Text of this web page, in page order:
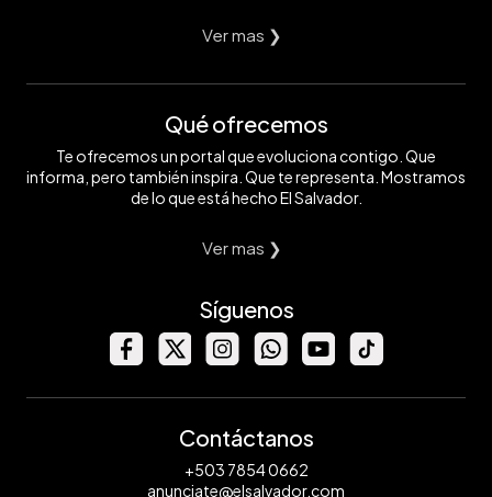
Ver mas ❯
Qué ofrecemos
Te ofrecemos un portal que evoluciona contigo. Que
informa, pero también inspira. Que te representa. Mostramos
de lo que está hecho El Salvador.
Ver mas ❯
Síguenos
Contáctanos
+503 7854 0662
anunciate@elsalvador.com